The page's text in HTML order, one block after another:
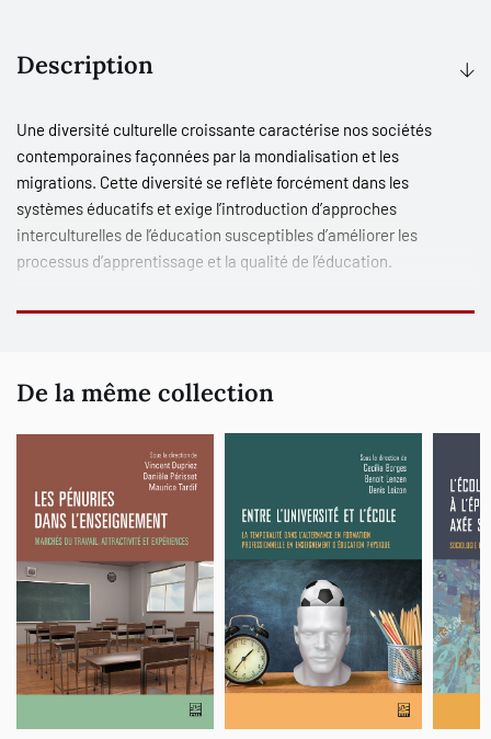
Description
Une diversité culturelle croissante caractérise nos sociétés
contemporaines façonnées par la mondialisation et les
migrations. Cette diversité se reflète forcément dans les
systèmes éducatifs et exige l’introduction d’approches
interculturelles de l’éducation susceptibles d’améliorer les
processus d’apprentissage et la qualité de l’éducation.
À partir d’une perspective résolument internationale et
diversité culturelle à l’école. Ensuite, il s’attèle à l’analyse des
Suisse et la France. Pour chaque contexte national, l’ouvrage
aborde aussi bien les racines historiques des approches
interculturelles que les initiatives concrètes impulsées par les
politiques éducatives pour leur opérationnalisation dans les
écoles et les classes. Enfin, l’ouvrage expose les discussions
entourant le traitement de la diversité linguistique ou religieuse à
l’école, la mise en œuvre de l’éducation à la citoyenneté mondiale
et la place déterminante des enseignants dans les approches
interculturelles.
De la même collection